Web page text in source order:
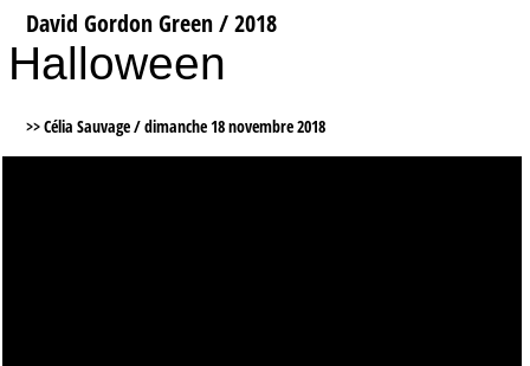
Tribunes
Bloc-notes
Archives
S’abonner à la Lettre !
David Gordon Green / 2018
Halloween
>> Célia Sauvage /dimanche 18 novembre 2018